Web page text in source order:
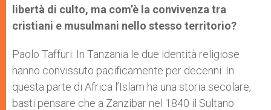
libertà di culto, ma com’è la convivenza tra
cristiani e musulmani nello stesso territorio?
Paolo Taffuri: In Tanzania le due identità religiose
hanno convissuto pacificamente per decenni. In
questa parte di Africa l’Islam ha una storia secolare,
basti pensare che a Zanzibar nel 1840 il Sultano